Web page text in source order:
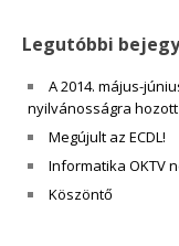
Legutóbbi
A 2014. május-
nyilvánosságra
Megújult az ECDL!
Informatika OKTV
Köszöntő